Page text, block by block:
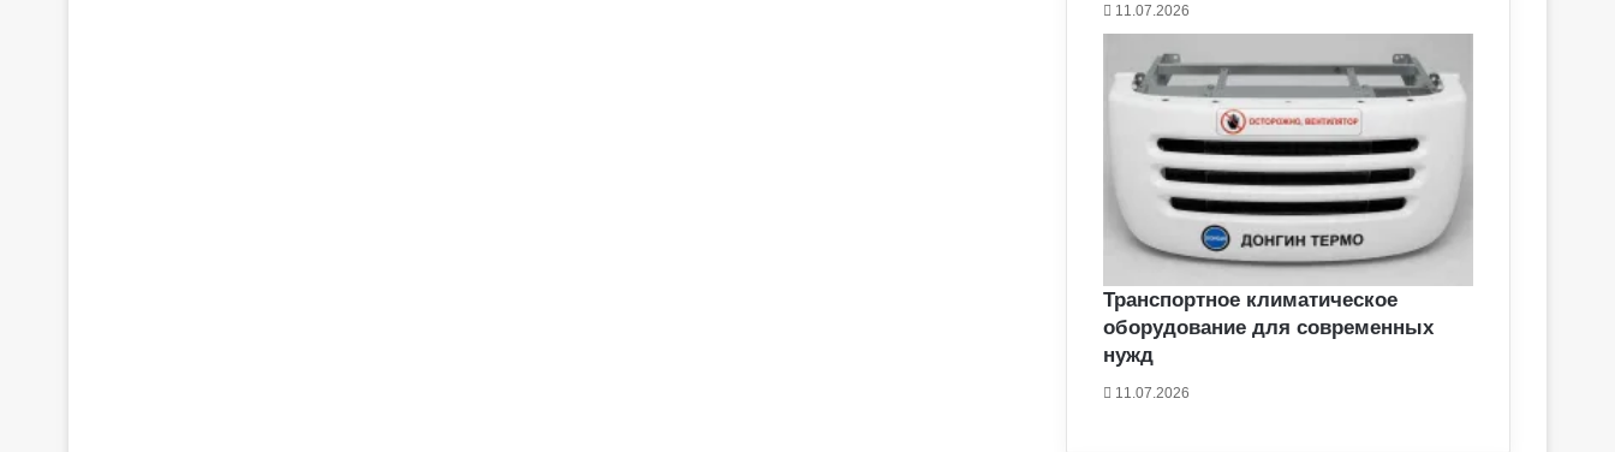
11.07.2026
Транспортное климатическое
оборудование для современных
нужд
11.07.2026